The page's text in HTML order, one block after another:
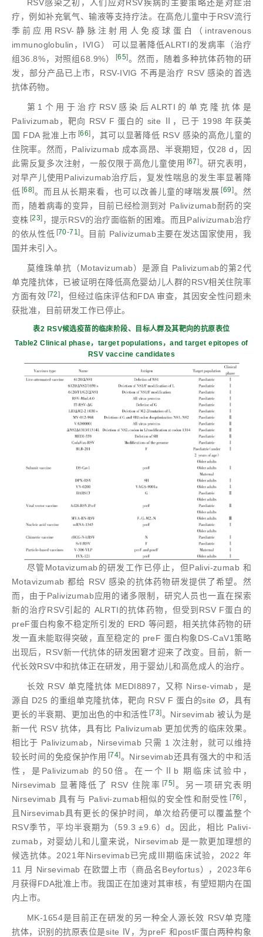
RSV感染之初，人们应对RSV疾病的主要策略还是对症治
疗，例如补充氧气、输液等支持疗法。在高危儿童中于RSV流行
季前应用RSV-静脉注射用人免疫球蛋白（intravenous
immunoglobulin，IVIG） 可以显著降低ALRTI的发病率（治疗
组36.8%，对照组68.9%）
[65]。然而，随着多种抗体药物的研
发，部分产品已上市，RSV-IVIG 不再是治疗 RSV 感染的首选
抗体药物。
第1个用于治疗RSV感染后ALRTI的单克隆抗体是
Palivizumab，靶向 RSV F 蛋白的 site Ⅱ，已于 1998 年获美
国 FDA 批准上市 [66] ，其可以显著降低 RSV 感染的高危儿童的
住院率。然而，Palivizumab 成本高昂、半衰期短，仅28 d，因
此需反复多次注射，一般仅限于高危儿童使用 [67]。研究表明，
对早产儿使用Palivizumab治疗后，复发性喘息的发生率显著降
低 [68]。而且从长期来看，也可以改善儿童的哮喘发展 [69]。然
而，随着病毒的变异，目前已经检测到对 Palivizumab耐药的突
变株 [23] ，提示RSV的治疗面临新的困难。而且Palivizumab治疗
的依从性低 [70-71]。目前 Palivizumab主要在发达国家使用，我
国并未引入。
莫维珠单抗（Motavizumab）是源自 Palivizumab的第2代
单克隆抗体，已被证明在降低高危婴幼儿人群的RSV相关住院率
方面有效 [72]，但经过临床评估和FDA 审查，其因安全性问题未
获批准，目前研发工作已停止。
表2 RSV候选疫苗的临床阶段、目标人群及其靶向的抗原表位
Table2 Clinical phase，target populations，and target epitopes of
RSV vaccine candidates
尽管Motavizumab的研发工作已停止，但Palivi-zumab 和
Motavizumab 都给 RSV 感染的抗体药物研发提供了希望。然
而，由于Palivizumab应用的诸多限制，研究人员也一直在探索
新的治疗RSV引起的 ALRTI的抗体药物，但受到RSV F蛋白的
preF蛋白构象不稳定所引发的 ERD 等问题，相关抗体药物的研
发一直未能取得突破，直至稳定的 preF 蛋白构象DS-CaV1策略
出现后，RSV新一代抗体的研发困窘才迎来了改变。目前，新一
代长效RSV中和抗体正在研发，用于婴幼儿和高危成人的治疗。
长效 RSV 单克隆抗体 MEDI8897，又称 Nirse-vimab，是
源自 D25 的重组单克隆抗体，靶向 RSV F 蛋白的site Ø，具有
更长的半衰期、更加出色的中和活性 [73]。Nirsevimab 被认为是
新一代 RSV 抗体，具有比 Palivizumab 更加优秀的临床效果。
相比于 Palivizumab，Nirsevimab 只需 1 次注射，就可以维持
较长时间的免疫保护作用 [74]。Nirsevimab还具有强大的中和活
性，是Palivizumab 的50倍。在一个Ⅱb 期临床试验中，
Nirsevimab 显著降低了 RSV 住院率 [75]。另一项研究表明
Nirsevimab 具有与 Palivi-zumab相似的安全性和耐受性 [76] ，
且Nirsevimab具有更长的保护时间，单次给药便可以覆盖整个
RSV季节，平均半衰期为（59.3 ±9.6）d。因此，相比 Palivi-
zumab，对婴幼儿和儿童来说，Nirsevimab 是一款更加理想的
候选抗体。2021年Nirsevimab已完成Ⅲ期临床试验，2022 年
11 月 Nirsevimab 在欧盟上市（商品名Beyfortus），2023年6
月获得FDA批准上市。我国正在加速对其审核，有望短期内在国
内上市。
MK-1654是目前正在研发的另一种全人源长效 RSV单克隆
抗体，识别的抗原表位是site Ⅳ，为preF 和postF蛋白两种构象